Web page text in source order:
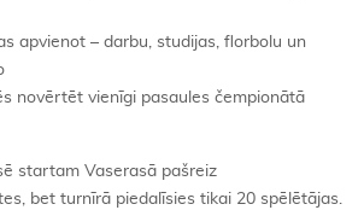
apvienot – darbu, studijas, florbolu un
novērtēt vienīgi pasaules čempionātā
startam Vaserasā pašreiz
bet turnīrā piedalīsies tikai 20 spēlētājas.